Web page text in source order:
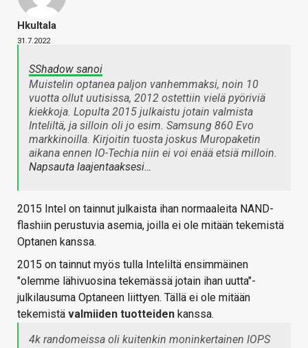
Hkultala
31.7.2022
SShadow sanoi
Muistelin optanea paljon vanhemmaksi, noin 10
vuotta ollut uutisissa, 2012 ostettiin vielä pyöriviä
kiekkoja. Lopulta 2015 julkaistu jotain valmista
Inteliltä, ja silloin oli jo esim. Samsung 860 Evo
markkinoilla. Kirjoitin tuosta joskus Muropaketin
aikana ennen IO-Techia niin ei voi enää etsiä milloin.
Napsauta laajentaaksesi…
2015 Intel on tainnut julkaista ihan normaaleita NAND-
flashiin perustuvia asemia, joilla ei ole mitään tekemistä
Optanen kanssa.
2015 on tainnut myös tulla Inteliltä ensimmäinen
"olemme lähivuosina tekemässä jotain ihan uutta"-
julkilausuma Optaneen liittyen. Tällä ei ole mitään
tekemistä valmiiden tuotteiden kanssa.
4k randomeissa oli kuitenkin moninkertainen IOPS